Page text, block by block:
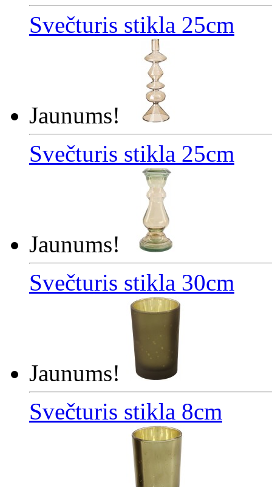
Svečturis stikla 25cm
Jaunums!
Svečturis stikla 25cm
Jaunums!
Svečturis stikla 30cm
Jaunums!
Svečturis stikla 8cm